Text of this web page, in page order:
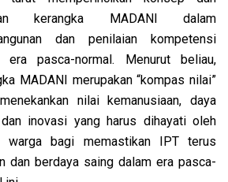
kerangka MADANI dalam
dan penilaian kompetensi
era pasca-normal. Menurut beliau,
MADANI merupakan “kompas nilai”
nilai kemanusiaan, daya
inovasi yang harus dihayati oleh
warga bagi memastikan IPT terus
dan berdaya saing dalam era pasca-